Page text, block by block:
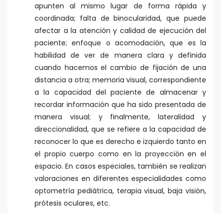
apunten al mismo lugar de forma rápida y
coordinada; falta de binocularidad, que puede
afectar a la atención y calidad de ejecución del
paciente; enfoque o acomodación, que es la
habilidad de ver de manera clara y definida
cuando hacemos el cambio de fijación de una
distancia a otra; memoria visual, correspondiente
a la capacidad del paciente de almacenar y
recordar información que ha sido presentada de
manera visual; y finalmente, lateralidad y
direccionalidad, que se refiere a la capacidad de
reconocer lo que es derecho e izquierdo tanto en
el propio cuerpo como en la proyección en el
espacio. En casos especiales, también se realizan
valoraciones en diferentes especialidades como
optometría pediátrica, terapia visual, baja visión,
prótesis oculares, etc.